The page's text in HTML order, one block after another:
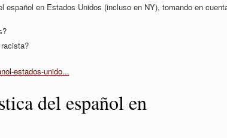
en Estados Unidos (incluso en NY), tomando en
estados-unido...
del español en